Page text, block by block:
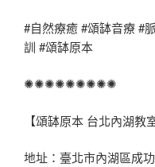
#自然療癒#頌缽音療#
訓 #頌缽原本
✺✺✺✺✺✺✺✺✺
【頌缽原本 台北內湖教室
地址：臺北市內湖區成